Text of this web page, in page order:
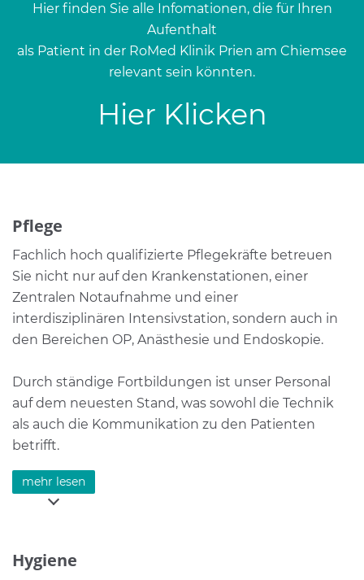
Hier finden Sie alle Infomationen, die für Ihren
Aufenthalt
als Patient in der RoMed Klinik Prien am Chiemsee
relevant sein könnten.
Hier Klicken
Pflege
Fachlich hoch qualifizierte Pflegekräfte betreuen
Sie nicht nur auf den Krankenstationen, einer
Zentralen Notaufnahme und einer
interdisziplinären Intensivstation, sondern auch in
den Bereichen OP, Anästhesie und Endoskopie.
Durch ständige Fortbildungen ist unser Personal
auf dem neuesten Stand, was sowohl die Technik
als auch die Kommunikation zu den Patienten
betrifft.
Wir hoffen, Ihren Bedürfnissen und Forderungen
gerecht zu werden, Ihre Ängste und Vorbehalte
mehr lesen
Hygiene